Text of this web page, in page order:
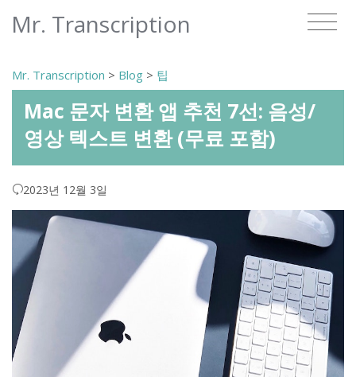
Mr. Transcription
Mr. Transcription > Blog > 팁
Mac 문자 변환 앱 추천 7선: 음성/
영상 텍스트 변환 (무료 포함)
2023년 12월 3일